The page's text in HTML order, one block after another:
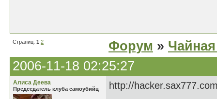
Страниц: 1 2 Форум »
2006-11-18 02:25:27
Алиса Деева
Председатель клуба самоубийц http://